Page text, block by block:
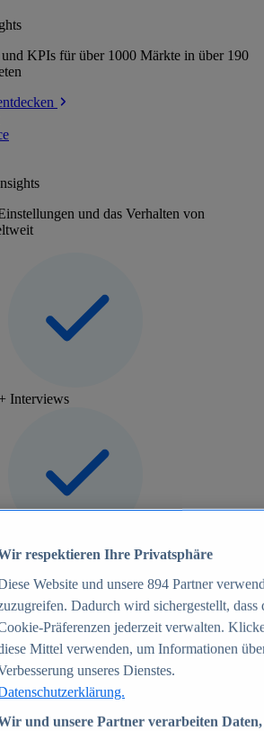
KPIs für über 1000 Märkte in über 190
und das Verhalten von
Interviews
entdecken
Insights
zu mehr als 39.000 Online-Shops
respektieren Ihre Privatsphäre
Website und unsere 894 Partner
Dadurch wird sichergestellt,
Präferenzen jederzeit verwalten.
Mittel verwenden, um Informationen
unseres Dienstes.
und unsere Partner verarbeiten